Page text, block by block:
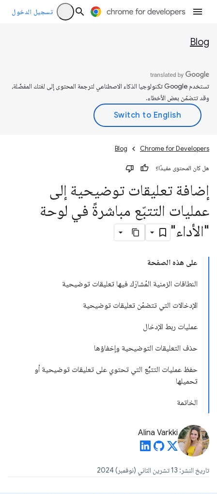
تسجيل الدخول
Blog
تستخدم Google تكنولوجيا الذكاء الاصطناعي لترجمة المحتوى إلى لغتك المفضّلة،
وقد تتضمّن بعض الأخطاء.
Chrome for Developers
Blog
هل كان المحتوى مفيدًا؟
إضافة تعليقات توضيحية إلى
عمليات التتبّع مباشرةً في لوحة
"الأداء"
على هذه الصفحة
النطاقات الزمنية المُشارَك فيها تعليقات توضيحية
الإدخالات التي تتضمّن تعليقات توضيحية
عمليات ربط الإدخال
حذف التعليقات التوضيحية وإخفاؤها
حفظ عمليات التتبُّع التي تحتوي على تعليقات توضيحية أو
تحميلها
الخاتمة
Alina Varkki
تاريخ النشر: 13 تشرين الثاني (نوفمبر) 2024